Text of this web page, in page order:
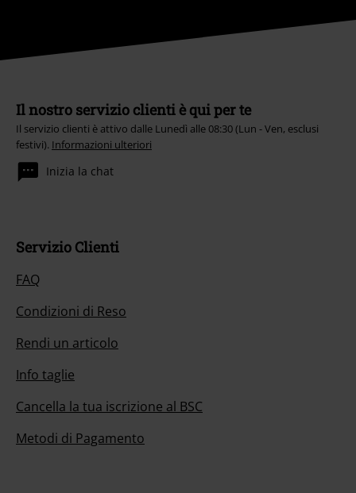
Il nostro servizio clienti è qui per te
Il servizio clienti è attivo dalle Lunedì alle 08:30 (Lun - Ven, esclusi
festivi). Informazioni ulteriori
Inizia la chat
Servizio Clienti
FAQ
Condizioni di Reso
Rendi un articolo
Info taglie
Cancella la tua iscrizione al BSC
Metodi di Pagamento